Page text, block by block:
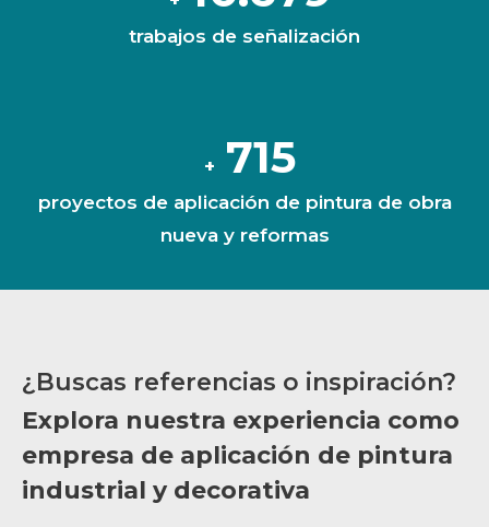
trabajos de señalización
+ 715
proyectos de aplicación de pintura de obra
nueva y reformas
¿Buscas referencias o inspiración?
Explora nuestra experiencia como
empresa de aplicación de pintura
industrial y decorativa